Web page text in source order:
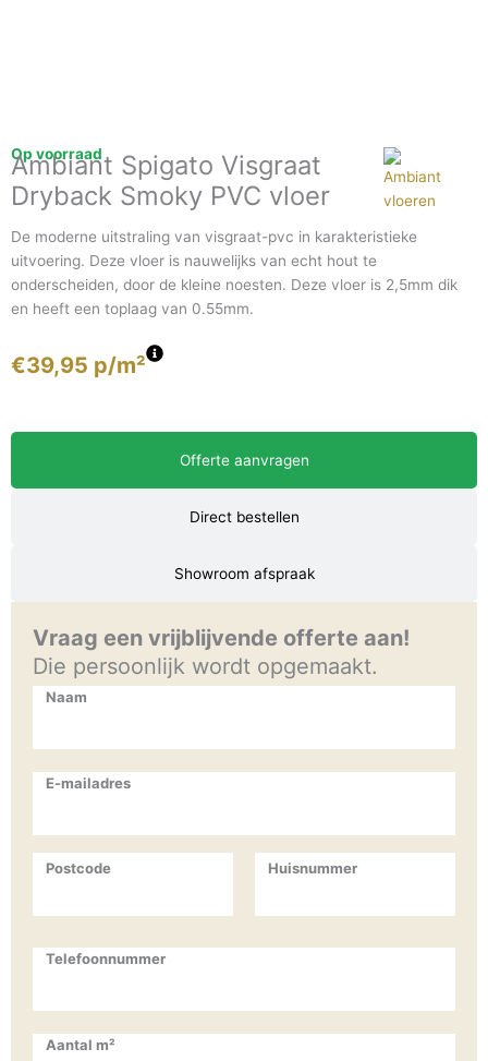
Op voorraad
Ambiant Spigato Visgraat
Dryback Smoky PVC vloer
De moderne uitstraling van visgraat-pvc in karakteristieke
uitvoering. Deze vloer is nauwelijks van echt hout te
onderscheiden, door de kleine noesten. Deze vloer is 2,5mm dik
en heeft een toplaag van 0.55mm.
€39,95 p/m²
Offerte aanvragen
Direct bestellen
Showroom afspraak
Vraag een vrijblijvende offerte aan!
Die persoonlijk wordt opgemaakt.
Naam
E-mailadres
Huisnummer
Postcode
Telefoonnummer
Aantal m²